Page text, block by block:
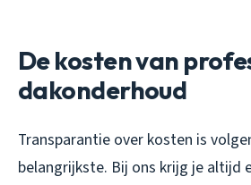
De kosten van
dakonderhoud
Transparantie over kosten is
belangrijkste. Bij ons krijg je altijd